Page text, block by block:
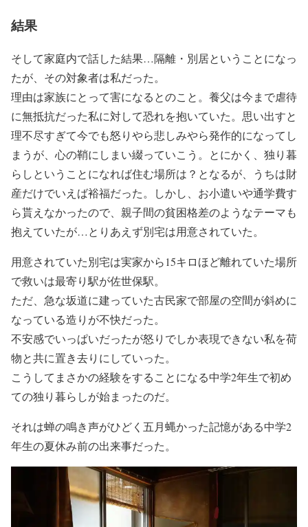
結果
そして家庭内で話した結果…隔離・別居ということになっ
たが、その対象者は私だった。
理由は家族にとって害になるとのこと。養父は今まで虐待
に無抵抗だった私に対して恐れを抱いていた。思い出すと
理不尽すぎて今でも怒りやら悲しみやら発作的になってし
まうが、心の鞘にしまい綴っていこう。とにかく、独り暮
らしということになれば住む場所は？となるが、うちは財
産だけでいえば裕福だった。しかし、お小遣いや通学費す
ら貰えなかったので、親子間の貧困格差のようなテーマも
抱えていたが…とりあえず別宅は用意されていた。
用意されていた別宅は実家から15キロほど離れていた場所
で救いは最寄り駅が佐世保駅。
ただ、急な坂道に建っていた古民家で部屋の空間が斜めに
なっている造りが不快だった。
不安感でいっぱいだったが怒りでしか表現できない私を荷
物と共に置き去りにしていった。
こうしてまさかの経験をすることになる中学2年生で初め
ての独り暮らしが始まったのだ。
それは蝉の鳴き声がひどく五月蝿かった記憶がある中学2
年生の夏休み前の出来事だった。